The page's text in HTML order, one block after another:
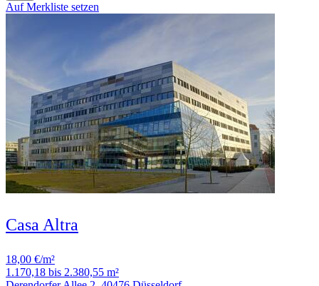
Auf Merkliste setzen
Casa Altra
18,00 €/m²
1.170,18 bis 2.380,55 m²